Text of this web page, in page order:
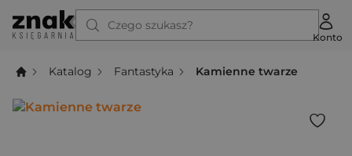
Czego szukasz?
Konto
Katalog Fantastyka Kamienne twarze